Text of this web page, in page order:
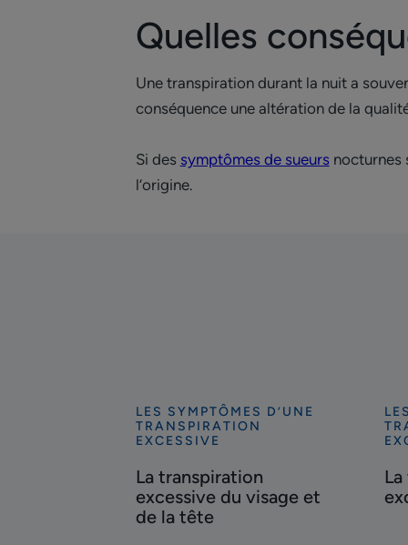
Quelles
Une transpiration durant la nuit a
conséquence une altération de la
Si des symptômes de sueursnocturnes
l’origine.
Découvrir
La
excessive
du
LES SYMPTÔMES D’UNE
TRANSPIRATION
EXCESSIVE
La transpiration
excessive du visage et
de la tête
La
du